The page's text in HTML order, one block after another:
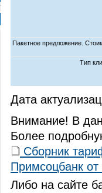
Пакетное предложение.
Тип
Дата
Внимание! В
Более
Сборник
Примсоцбанк
Либо на сайте